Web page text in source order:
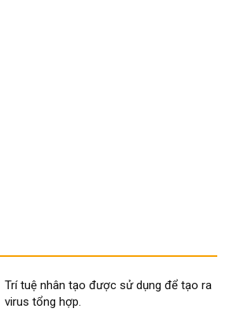
Trí tuệ nhân tạo được sử dụng để tạo ra
virus tổng hợp.